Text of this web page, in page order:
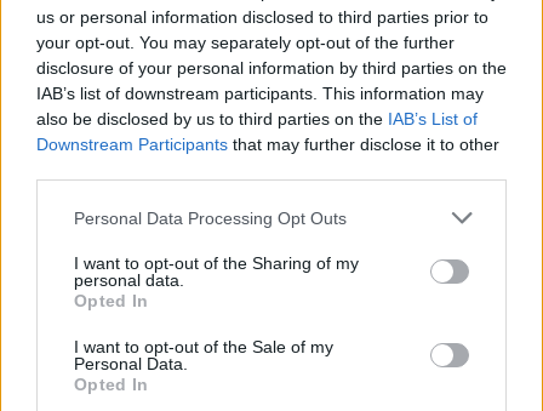
us or personal information disclosed to third parties prior to
your opt-out. You may separately opt-out of the further
disclosure of your personal information by third parties on the
IAB’s list of downstream participants. This information may
also be disclosed by us to third parties on the IAB’s List of
Downstream Participants that may further disclose it to other
Personal Data Processing Opt Outs
I want to opt-out of the Sharing of my
personal data.
Opted In
I want to opt-out of the Sale of my
Personal Data.
Opted In
Βολές Παπανώτα κατά Κασσελάκη: Μόνο
περιοδείες κάνει, δεν ξέρει κάτι άλλο - Το
βρίσκω αστείο και μάταιο
Εγγραφή στο newsletter
Αποδέχομαι τους
και την πολιτική απορρήτου